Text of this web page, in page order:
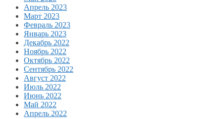
Апрель 2023
Март 2023
Февраль 2023
Январь 2023
Декабрь 2022
Ноябрь 2022
Октябрь 2022
Сентябрь 2022
Август 2022
Июль 2022
Июнь 2022
Май 2022
Апрель 2022